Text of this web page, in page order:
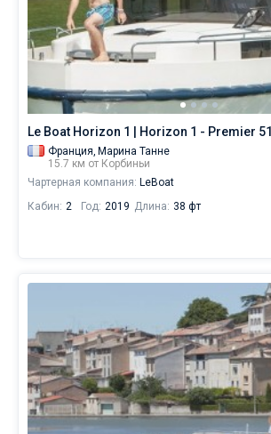
Le Boat Horizon 1 | Horizon 1 - Premier 51
Франция, Марина Танне
15.7 км от Корбиньи
Чартерная компания: LeBoat
Кабин: 2 Год: 2019 Длина: 38 фт